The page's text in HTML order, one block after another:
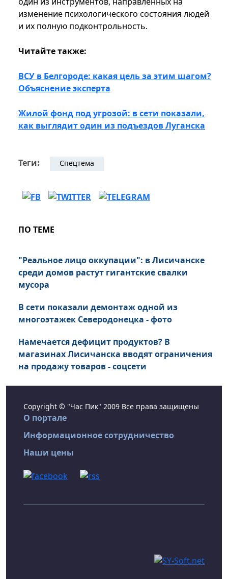
изменение психологического состояния людей
и их полную подконтрольность.
Читайте также:
ВСУ в Белгороде: какая цель за этим шагом?
Объяснение эксперта
Жилой фонд под угрозой: в сети показали,
как выглядит один из подъездов Луганска
Теги: Спецтема
ПО ТЕМЕ
"Реальное лицо оккупации": в Лисичанске
среди домов растут гигантские свалки
мусора
В сети показали демонтаж одной из
многоэтажек Северодонецка - фото
Намечается дефицит продуктов? В
магазинах Лисичанска вводят ограничения
на продажу товаров - соцсети
Copyright © "Час Пик" 2009 Все права защищены
О портале
Информационное сотрудничество
Наши цены